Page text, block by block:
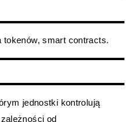
tokenów, smart contracts.
jednostki kontrolują
od